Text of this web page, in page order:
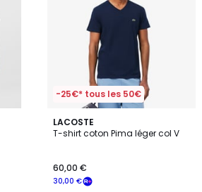
-25€* tous les 50€
LACOSTE
T-shirt coton Pima léger col V
30,00 €
60,00 €
5
/